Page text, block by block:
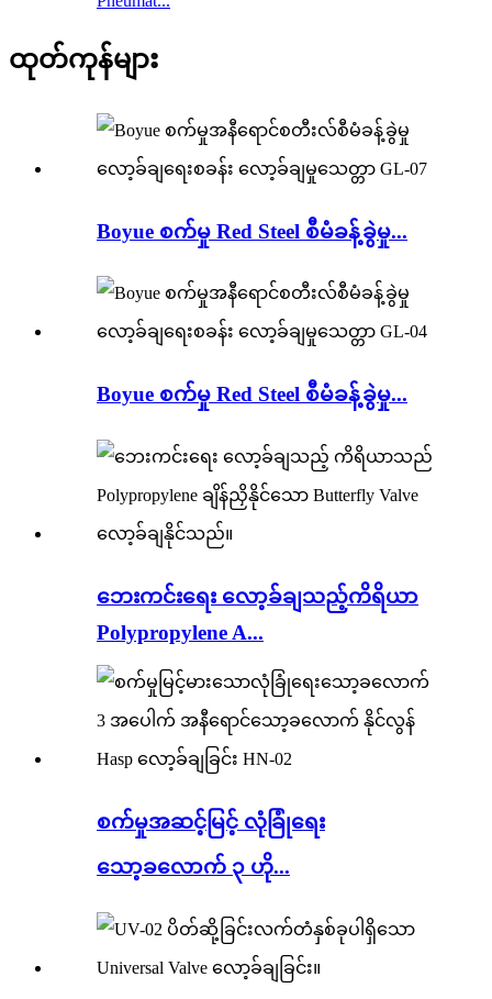
ထုတ်ကုန်များ
Boyue စက်မှု Red Steel စီမံခန့်ခွဲမှု...
Boyue စက်မှု Red Steel စီမံခန့်ခွဲမှု...
ဘေးကင်းရေး လော့ခ်ချသည့်ကိရိယာ
Polypropylene A...
စက်မှုအဆင့်မြင့် လုံခြုံရေး
သော့ခလောက် ၃ ဟို...